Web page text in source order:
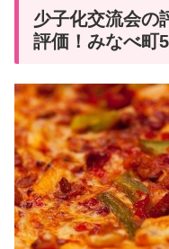
少子化交流会の
評価！みなべ町